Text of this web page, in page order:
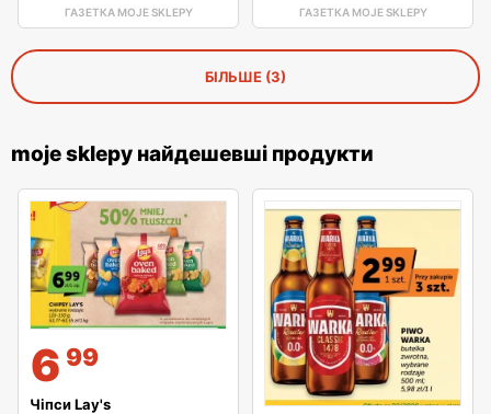
ГАЗЕТКА MOJE SKLEPY ГАЗЕТКА MOJE SKLEPY
БІЛЬШЕ (3)
moje sklepy найдешевші продукти
6 99
Чіпси Lay's